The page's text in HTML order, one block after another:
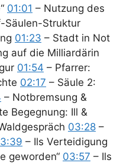
01:01 – Nutzung des
Säulen-Struktur
01:23 – Stadt in Not
auf die Milliardärin
01:54 – Pfarrer:
02:17 – Säule 2:
– Notbremsung &
Begegnung: Ill &
03:28 –
– Ils Verteidigung
geworden“ 03:57 – Ils